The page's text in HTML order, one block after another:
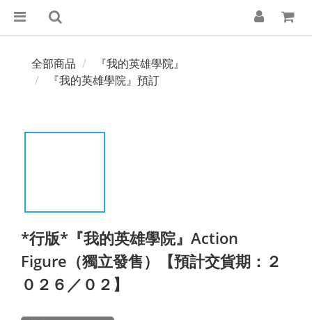
全部商品
『我的英雄學院』
『我的英雄學院』預訂
*行版*『我的英雄學院』Action
Figure（獨立發售）【預計交貨期：２
０２６／０２】